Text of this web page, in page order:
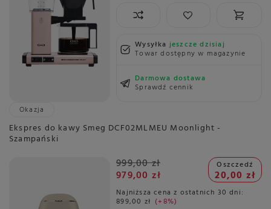
Wysyłkajeszcze dzisiaj
Towar dostępny w magazynie
Darmowa dostawa
Sprawdź cennik
Okazja
Ekspres do kawy Smeg DCF02MLMEU Moonlight -
Szampański
999,00 zł
979,00 zł
Oszczedź
20,00 zł
Najniższa cena z ostatnich 30 dni:
899,00 zł +8%